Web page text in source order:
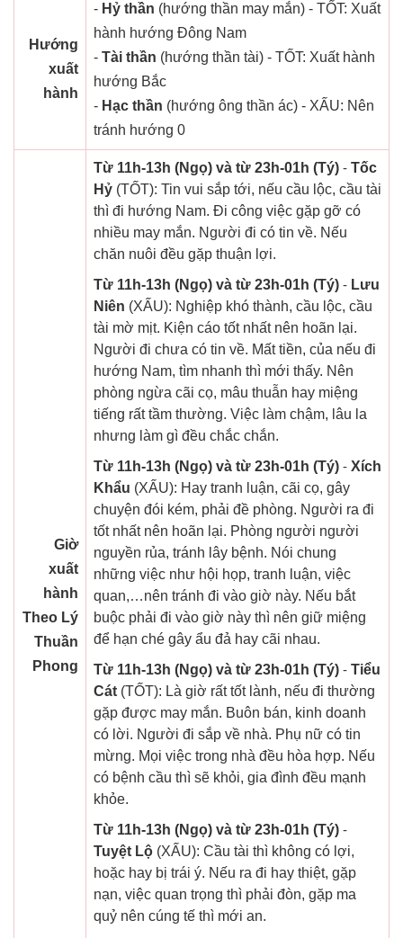
Hướng
xuất
hành
- Hỷ thần (hướng thần may mắn) - TỐT: Xuất
hành hướng Đông Nam
- Tài thần (hướng thần tài) - TỐT: Xuất hành
hướng Bắc
- Hạc thần (hướng ông thần ác) - XẤU: Nên
tránh hướng 0
Giờ
xuất
hành
Theo Lý
Thuần
Phong
Từ 11h-13h (Ngọ) và từ 23h-01h (Tý) - Tốc
Hỷ (TỐT): Tin vui sắp tới, nếu cầu lộc, cầu tài
thì đi hướng Nam. Đi công việc gặp gỡ có
nhiều may mắn. Người đi có tin về. Nếu
chăn nuôi đều gặp thuận lợi.
Từ 11h-13h (Ngọ) và từ 23h-01h (Tý) - Lưu
Niên (XẤU): Nghiệp khó thành, cầu lộc, cầu
tài mờ mịt. Kiện cáo tốt nhất nên hoãn lại.
Người đi chưa có tin về. Mất tiền, của nếu đi
hướng Nam, tìm nhanh thì mới thấy. Nên
phòng ngừa cãi cọ, mâu thuẫn hay miệng
tiếng rất tầm thường. Việc làm chậm, lâu la
nhưng làm gì đều chắc chắn.
Từ 11h-13h (Ngọ) và từ 23h-01h (Tý) - Xích
Khẩu (XẤU): Hay tranh luận, cãi cọ, gây
chuyện đói kém, phải đề phòng. Người ra đi
tốt nhất nên hoãn lại. Phòng người người
nguyền rủa, tránh lây bệnh. Nói chung
những việc như hội họp, tranh luận, việc
quan,…nên tránh đi vào giờ này. Nếu bắt
buộc phải đi vào giờ này thì nên giữ miệng
để hạn ché gây ẩu đả hay cãi nhau.
Từ 11h-13h (Ngọ) và từ 23h-01h (Tý) - Tiểu
Cát (TỐT): Là giờ rất tốt lành, nếu đi thường
gặp được may mắn. Buôn bán, kinh doanh
có lời. Người đi sắp về nhà. Phụ nữ có tin
mừng. Mọi việc trong nhà đều hòa hợp. Nếu
có bệnh cầu thì sẽ khỏi, gia đình đều mạnh
khỏe.
Từ 11h-13h (Ngọ) và từ 23h-01h (Tý) -
Tuyệt Lộ (XẤU): Cầu tài thì không có lợi,
hoặc hay bị trái ý. Nếu ra đi hay thiệt, gặp
nạn, việc quan trọng thì phải đòn, gặp ma
quỷ nên cúng tế thì mới an.